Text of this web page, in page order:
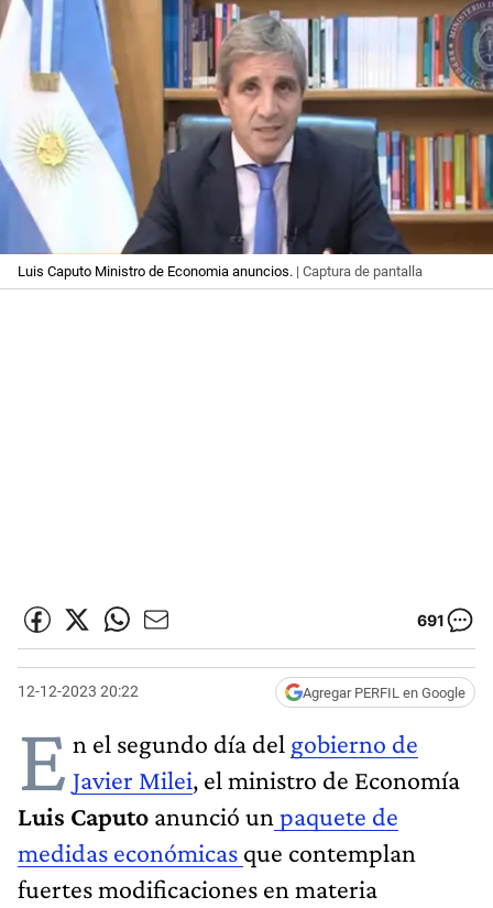
Luis Caputo Ministro de Economia anuncios. | Captura de pantalla
691
12-12-2023 20:22 Agregar PERFIL en Google
E n el segundo día del gobierno de
Javier Milei, el ministro de Economía
Luis Caputo anunció un paquete de
medidas económicas que contemplan
fuertes modificaciones en materia